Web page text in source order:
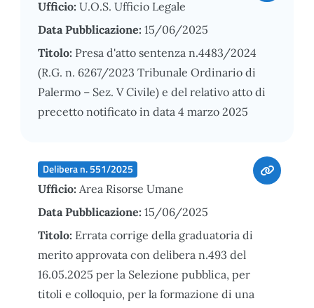
Ufficio: U.O.S. Ufficio Legale
Data Pubblicazione: 15/06/2025
Titolo: Presa d'atto sentenza n.4483/2024
(R.G. n. 6267/2023 Tribunale Ordinario di
Palermo – Sez. V Civile) e del relativo atto di
precetto notificato in data 4 marzo 2025
Delibera n. 551/2025
Ufficio: Area Risorse Umane
Data Pubblicazione: 15/06/2025
Titolo: Errata corrige della graduatoria di
merito approvata con delibera n.493 del
16.05.2025 per la Selezione pubblica, per
titoli e colloquio, per la formazione di una